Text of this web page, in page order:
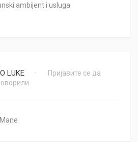
ambijent i usluga
LUKE •
Пријавите се да